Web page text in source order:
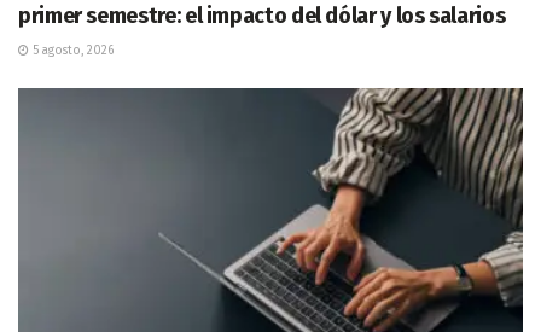
primer semestre: el impacto del dólar y los salarios
5 agosto, 2026